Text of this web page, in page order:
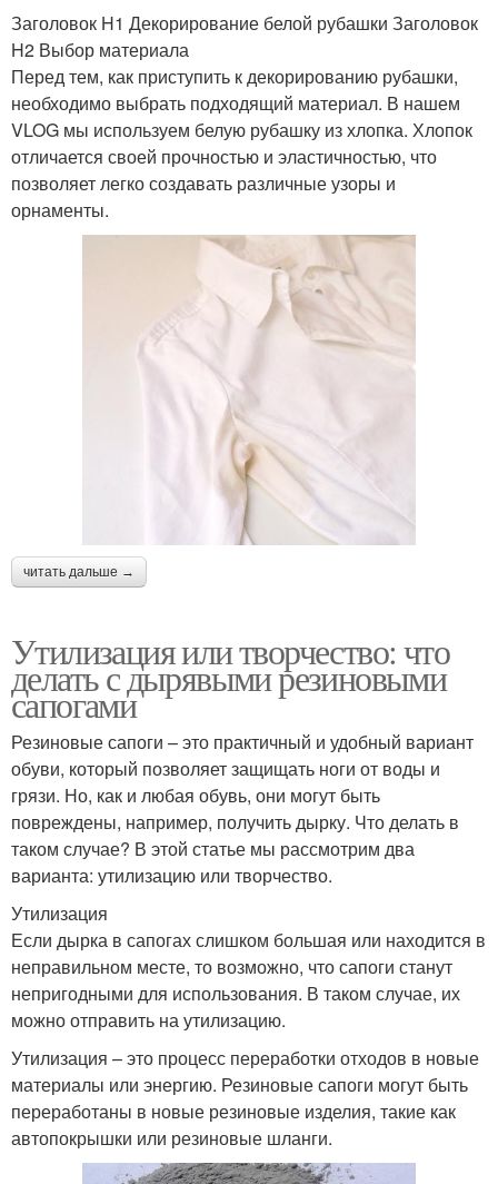
Заголовок H1 Декорирование белой рубашки Заголовок
H2 Выбор материала
Перед тем, как приступить к декорированию рубашки,
необходимо выбрать подходящий материал. В нашем
VLOG мы используем белую рубашку из хлопка. Хлопок
отличается своей прочностью и эластичностью, что
позволяет легко создавать различные узоры и
орнаменты.
читать дальше →
Утилизация или творчество: что
делать с дырявыми резиновыми
сапогами
Резиновые сапоги – это практичный и удобный вариант
обуви, который позволяет защищать ноги от воды и
грязи. Но, как и любая обувь, они могут быть
повреждены, например, получить дырку. Что делать в
таком случае? В этой статье мы рассмотрим два
варианта: утилизацию или творчество.
Утилизация
Если дырка в сапогах слишком большая или находится в
неправильном месте, то возможно, что сапоги станут
непригодными для использования. В таком случае, их
можно отправить на утилизацию.
Утилизация – это процесс переработки отходов в новые
материалы или энергию. Резиновые сапоги могут быть
переработаны в новые резиновые изделия, такие как
автопокрышки или резиновые шланги.